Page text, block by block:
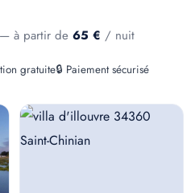
à partir de 65 € / nuit
gratuite🔒 Paiement sécurisé